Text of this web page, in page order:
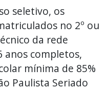
seletivo, os
no 2º ou
da rede
anos completos,
mínima de 85%
Paulista Seriado